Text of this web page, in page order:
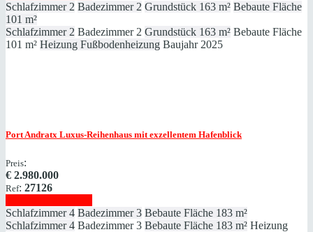
Schlafzimmer 2 Badezimmer 2 Grundstück 163 m² Bebaute Fläche
101 m²
Schlafzimmer 2 Badezimmer 2 Grundstück 163 m² Bebaute Fläche
101 m² Heizung Fußbodenheizung Baujahr 2025
Port Andratx Luxus-Reihenhaus mit exzellentem Hafenblick
Preis:
€ 2.980.000
Ref: 27126
Schlafzimmer 4 Badezimmer 3 Bebaute Fläche 183 m²
Schlafzimmer 4 Badezimmer 3 Bebaute Fläche 183 m² Heizung